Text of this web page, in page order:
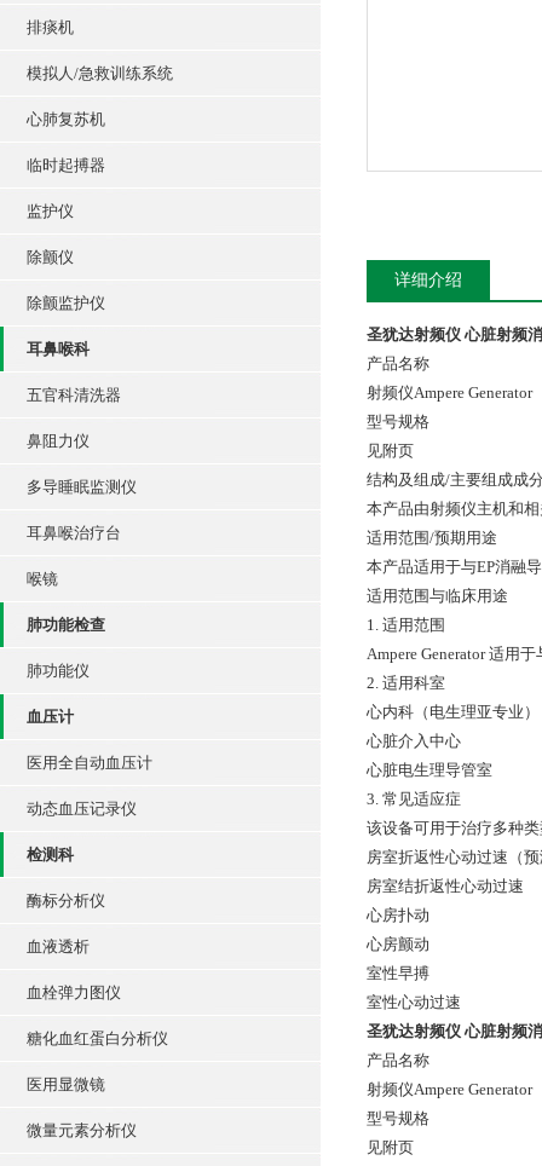
排痰机
模拟人/急救训练系统
心肺复苏机
临时起搏器
监护仪
除颤仪
除颤监护仪
耳鼻喉科
五官科清洗器
鼻阻力仪
多导睡眠监测仪
耳鼻喉治疗台
喉镜
肺功能检查
肺功能仪
血压计
医用全自动血压计
动态血压记录仪
检测科
酶标分析仪
血液透析
血栓弹力图仪
糖化血红蛋白分析仪
医用显微镜
微量元素分析仪
详细介绍
圣犹达射频仪 心脏射频
产品名称
射频仪Ampere Generator
型号规格
见附页
结构及组成/主要组成成
本产品由射频仪主机和
适用范围/预期用途
本产品适用于与EP消融
适用范围与临床用途
1. 适用范围
Ampere Generator 适用
2. 适用科室
心内科（电生理亚专业）
心脏介入中心
心脏电生理导管室
3. 常见适应症
该设备可用于治疗多种
房室折返性心动过速（
房室结折返性心动过速
心房扑动
心房颤动
室性早搏
室性心动过速
圣犹达射频仪 心脏射频
产品名称
射频仪Ampere Generator
型号规格
见附页